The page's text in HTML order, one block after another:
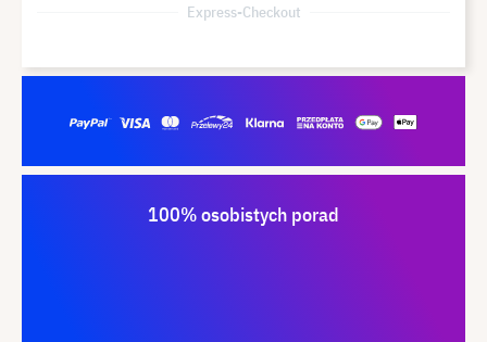
Express-Checkout
100% osobistych porad